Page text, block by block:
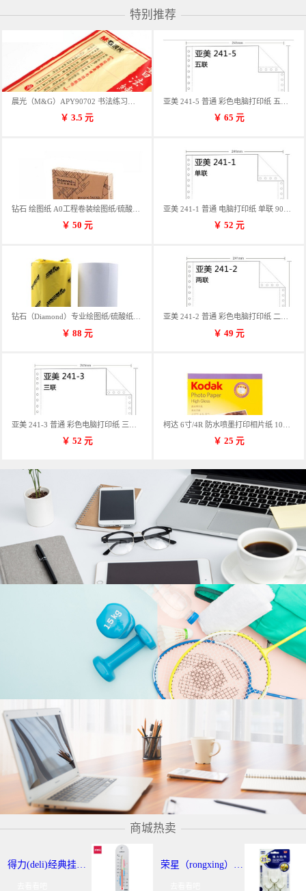
特别推荐
￥ 3.5元 ￥ 65元
钻石 绘图纸 A0工程卷装绘图纸/硫酸纸 50m卷装 914*50MM/卷
￥ 50 元 ￥ 52元
钻石（Diamond）专业绘图纸/硫酸纸 临摹纸 73g A4 297mm*70m 单卷装
￥ 88 元
亚美 241-2 普通 彩色电脑打印纸 二联 900张/箱 蓝包装 三等份
￥ 49元
￥ 52 元 ￥ 25元
商城热卖
得力(deli)经典挂壁式温度计 个性化提示温湿度计 办公用品 9013 荣星（rongxing）RX-220 超强力粘钩/挂钩（2KG） 3个/卡